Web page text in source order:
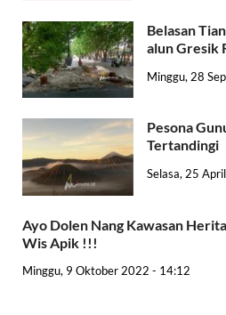
Belasan
alun Gresik
Minggu, 28
Pesona
Tertandingi
Selasa, 25
Ayo Dolen Nang Kawasan
Wis Apik !!!
Minggu, 9 Oktober 2022 - 14:12